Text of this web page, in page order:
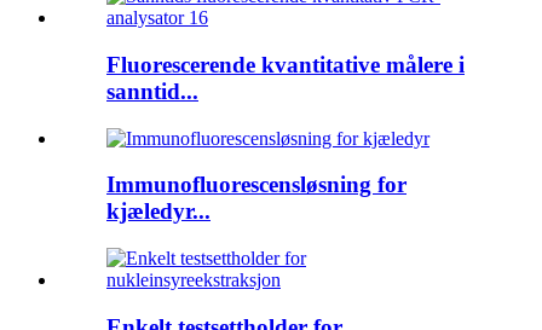
Fluorescerende kvantitative målere i
sanntid...
Immunofluorescensløsning for
kjæledyr...